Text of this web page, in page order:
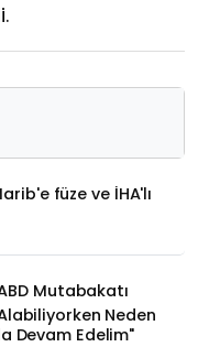
füze ve İHA'lı
Mutabakatı
Alabiliyorken Neden
Devam Edelim"